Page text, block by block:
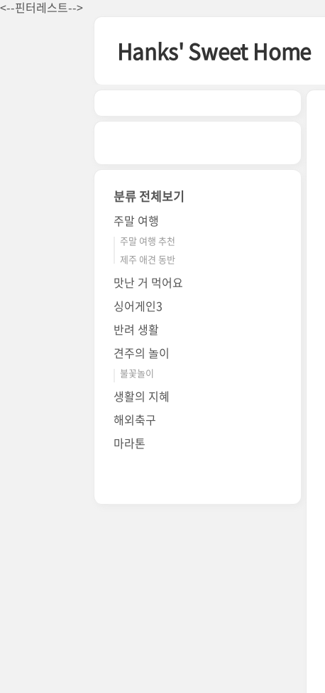
<--핀터레스트-->
본문 바로가기
Hanks' Sweet Home
분류 전체보기
주말 여행
주말 여행 추천
제주 애견 동반
맛난 거 먹어요
싱어게인3
반려 생활
견주의 놀이
불꽃놀이
생활의 지혜
해외축구
마라톤